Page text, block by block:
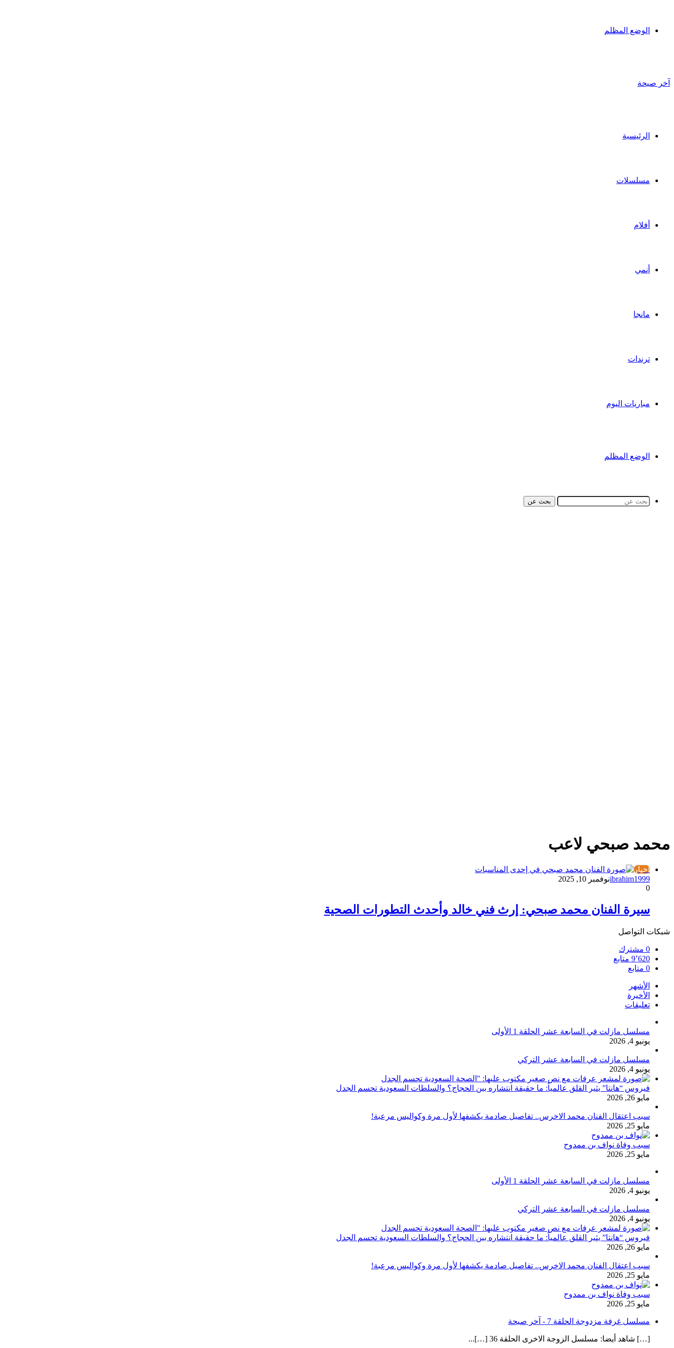
الوضع المظلم
آخر صيحة
الرئيسية
مسلسلات
أفلام
أنمي
مانجا
ترندات
مباريات اليوم
الوضع المظلم
بحث عن
محمد صبحي لاعب
أخبار
ibrahim1999نوفمبر 10, 2025
0
سيرة الفنان محمد صبحي: إرث فني خالد وأحدث التطورات الصحية
شبكات التواصل
0 مشترك
9٬620 متابع
0 متابع
الأشهر
الأخيرة
تعليقات
مسلسل مازلت في السابعة عشر الحلقة 1 الأولى
يونيو 4, 2026
مسلسل مازلت في السابعة عشر التركي
يونيو 4, 2026
فيروس “هانتا” يثير القلق عالمياً: ما حقيقة انتشاره بين الحجاج؟ والسلطات السعودية تحسم الجدل
مايو 26, 2026
سبب اعتقال الفنان محمد الاخرس.. تفاصيل صادمة يكشفها لأول مرة وكواليس مرعبة!
مايو 25, 2026
سبب وفاة نواف بن ممدوح
مايو 25, 2026
مسلسل مازلت في السابعة عشر الحلقة 1 الأولى
يونيو 4, 2026
مسلسل مازلت في السابعة عشر التركي
يونيو 4, 2026
فيروس “هانتا” يثير القلق عالمياً: ما حقيقة انتشاره بين الحجاج؟ والسلطات السعودية تحسم الجدل
مايو 26, 2026
سبب اعتقال الفنان محمد الاخرس.. تفاصيل صادمة يكشفها لأول مرة وكواليس مرعبة!
مايو 25, 2026
سبب وفاة نواف بن ممدوح
مايو 25, 2026
مسلسل غرفة مزدوجة الحلقة 7 - آخر صيحة
[…] شاهد أيضا: مسلسل الزوجة الاخرى الحلقة 36 […]...